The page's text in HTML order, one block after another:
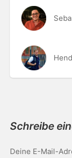
Schreibe
Deine E-Mail-